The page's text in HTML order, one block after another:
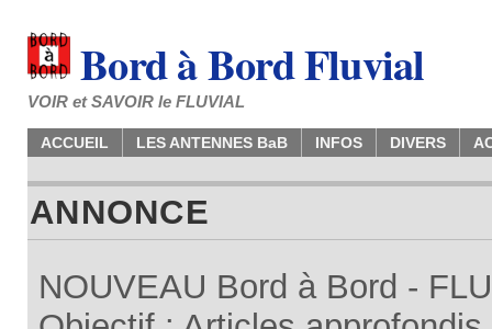
Bord à Bord Fluvial
VOIR et SAVOIR le FLUVIAL
ACCUEIL LES ANTENNES BaB INFOS DIVERS
ANNONCE
NOUVEAU Bord à Bord -